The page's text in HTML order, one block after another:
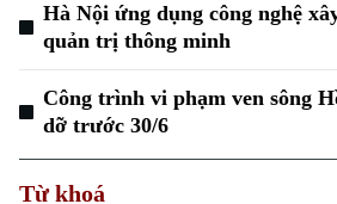
Chuyên mục
Hà Nội ứng dụng công nghệ
quản trị thông minh
Công trình vi phạm ven sông
dỡ trước 30/6
Từ khoá